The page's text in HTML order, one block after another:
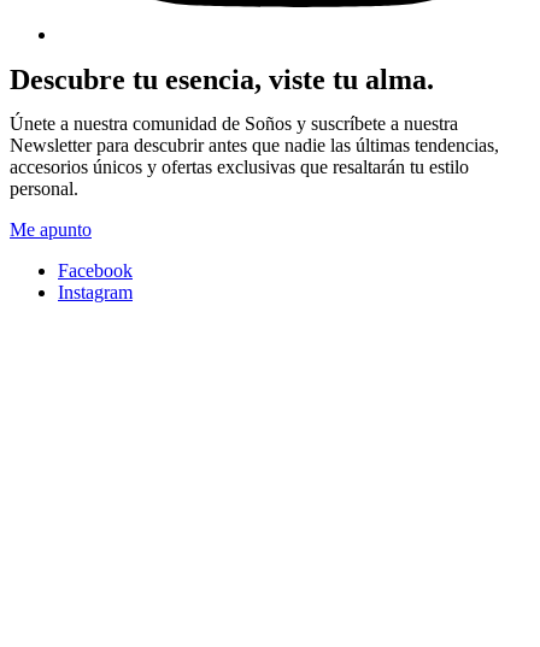
Descubre tu esencia, viste tu alma.
Únete a nuestra comunidad de Soños y suscríbete a nuestra
Newsletter para descubrir antes que nadie las últimas tendencias,
accesorios únicos y ofertas exclusivas que resaltarán tu estilo
personal.
Me apunto
Facebook
Instagram